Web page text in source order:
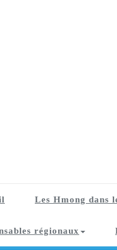
Les Hmong dans
régionaux